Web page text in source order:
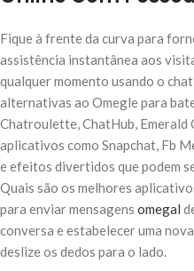
Fique à frente da curva para
assistência instantânea aos
qualquer momento usando o
alternativas ao Omegle para
Chatroulette, ChatHub, Emerald
aplicativos como Snapchat, Fb
e efeitos divertidos que podem
Quais são os melhores
para enviar mensagens omegal
conversa e estabelecer uma
deslize os dedos para o lado.